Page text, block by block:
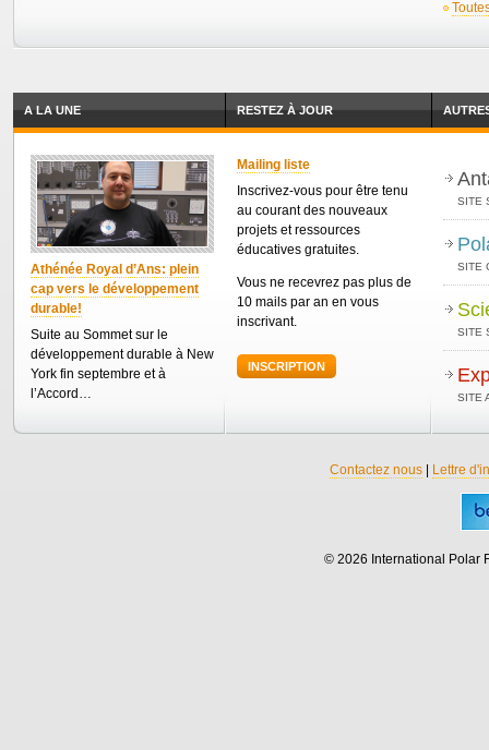
A LA UNE
Athénée Royal d’Ans: plein
cap vers le développement
durable!
Suite au Sommet sur le
développement durable à New
York fin septembre et à
l’Accord…
RESTEZ À JOUR
Mailing liste
Inscrivez-vous pour être tenu
au courant des nouveaux
projets et ressources
éducatives gratuites.
Vous ne recevrez pas plus de
10 mails par an en vous
inscrivant.
INSCRIPTION
SITE
SITE
SITE
SITE
Contactez nous| Lettre
© 2026 International Polar